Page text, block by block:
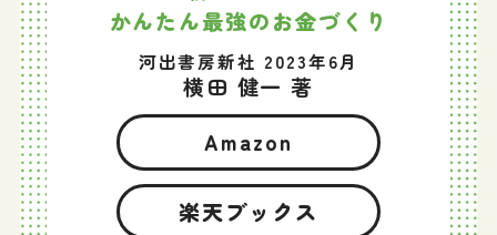
かんたん最強のお金づくり
河出書房新社 2023年6月
横田 健一 著
Amazon
楽天ブックス